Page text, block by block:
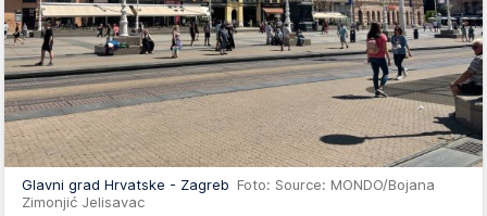
Glavni grad Hrvatske - Zagreb Foto: Source: MONDO/Bojana
Zimonjić Jelisavac